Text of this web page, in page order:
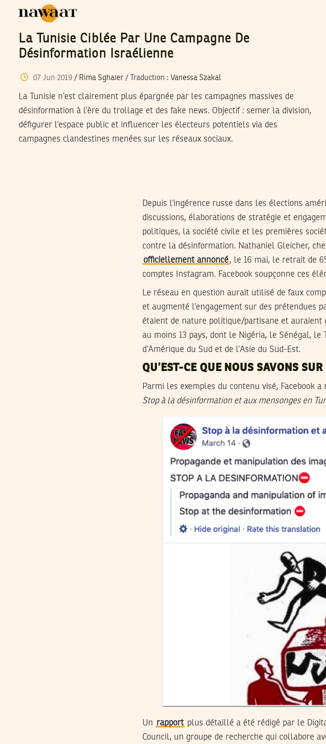
La Tunisie Ciblée Par Une Campagne De
Désinformation Israélienne
07 Jun 2019/ Rima Sghaier / Traduction : Vanessa Szakal
La Tunisie n’est clairement plus épargnée par les campagnes massives de
désinformation à l’ère du trollage et des fake news. Objectif : semer la division,
défigurer l’espace public et influencer les électeurs potentiels via des
campagnes clandestines menées sur les réseaux sociaux.
Depuis l’ingérence russe dans les élections
discussions, élaborations de stratégie et
politiques, la société civile et les premières
contre la désinformation. Nathaniel Gleicher,
officiellement annoncé, le 16 mai, le retrait de
comptes Instagram. Facebook soupçonne ces
Le réseau en question aurait utilisé de faux
et augmenté l’engagement sur des prétendues
étaient de nature politique/partisane et auraient
au moins 13 pays, dont le Nigéria, le Sénégal, le
d’Amérique du Sud et de l’Asie du Sud-Est.
QU’EST-CE QUE NOUS SAVONS
Parmi les exemples du contenu visé, Facebook
Stop à la désinformation et aux mensonges en
Un rapport plus détaillé a été rédigé par le
Council, un groupe de recherche qui collabore